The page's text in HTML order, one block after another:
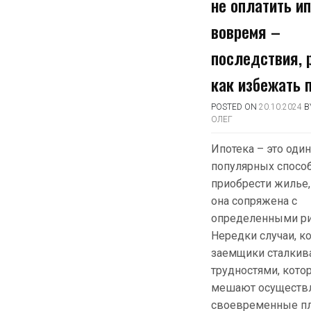
вовремя –
последствия,
как избежать
POSTED ON 20.10.2024
ОЛЕГ
Ипотека – это
популярных
приобрести
она сопряжена с
определенными
Нередки случаи,
заемщики
трудностями,
мешают
своевременные